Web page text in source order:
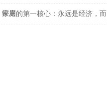
停用...
家庭的第一核心：永远是经济，而